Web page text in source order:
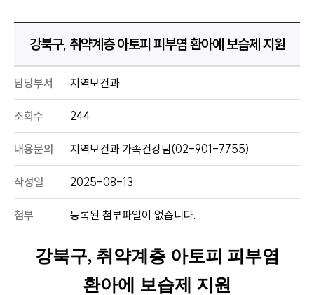
강북구, 취약계층 아토피 피부염 환아에 보습제 지원
담당부서 지역보건과
조회수 244
내용문의 지역보건과 가족건강팀(02-901-7755)
작성일 2025-08-13
첨부 등록된 첨부파일이 없습니다.
강북구, 취약계층 아토피 피부염
환아에 보습제 지원